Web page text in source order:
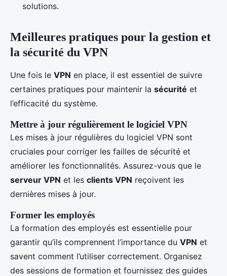
solutions.
Meilleures pratiques pour la gestion et
la sécurité du VPN
Une fois le VPN en place, il est essentiel de suivre
certaines pratiques pour maintenir la sécurité et
l’efficacité du système.
Mettre à jour régulièrement le logiciel VPN
Les mises à jour régulières du logiciel VPN sont
cruciales pour corriger les failles de sécurité et
améliorer les fonctionnalités. Assurez-vous que le
serveur VPN et les clients VPN reçoivent les
dernières mises à jour.
Former les employés
La formation des employés est essentielle pour
garantir qu’ils comprennent l’importance du VPN et
savent comment l’utiliser correctement. Organisez
des sessions de formation et fournissez des guides